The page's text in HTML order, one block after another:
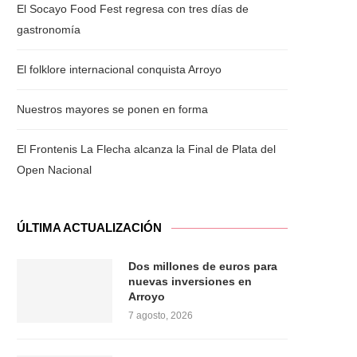
El Socayo Food Fest regresa con tres días de
gastronomía
El folklore internacional conquista Arroyo
Nuestros mayores se ponen en forma
El Frontenis La Flecha alcanza la Final de Plata del
Open Nacional
ÚLTIMA ACTUALIZACIÓN
Dos millones de euros para
nuevas inversiones en
Arroyo
7 agosto, 2026